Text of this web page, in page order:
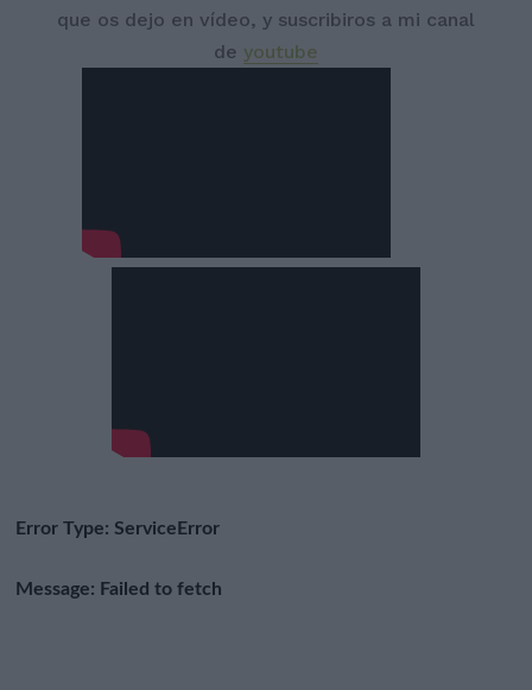
que os dejo en vídeo, y suscribiros a mi canal
de youtube